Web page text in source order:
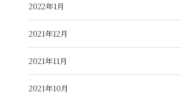
2022年1月
2021年12月
2021年11月
2021年10月